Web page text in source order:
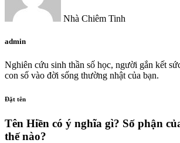
Nhà Chiêm Tinh
admin
Nghiên cứu sinh thần số học, người gắn kết
con số vào đời sống thường nhật của bạn.
Đặt tên
Tên Hiền có ý nghĩa gì? Số phận
thế nào?